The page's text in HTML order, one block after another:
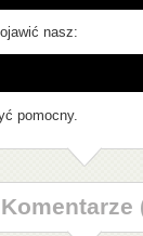
nasz:
pomocny.
Komentarze